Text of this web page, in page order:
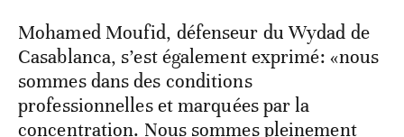
Mohamed Moufid, défenseur du Wydad de
Casablanca, s’est également exprimé: «nous
sommes dans des conditions
professionnelles et marquées par la
concentration. Nous sommes pleinement